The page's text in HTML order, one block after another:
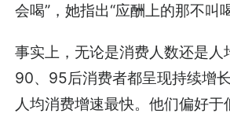
会喝”，她指出“应酬上的那不叫喝
事实上，无论是消费人数还是人
90、95后消费者都呈现持续增
人均消费增速最快。他们偏好